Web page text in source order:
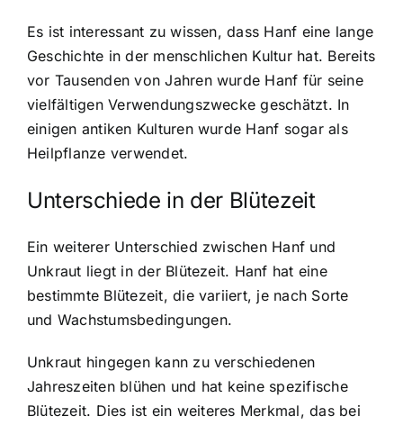
Es ist interessant zu wissen, dass Hanf eine lange
Geschichte in der menschlichen Kultur hat. Bereits
vor Tausenden von Jahren wurde Hanf für seine
vielfältigen Verwendungszwecke geschätzt. In
einigen antiken Kulturen wurde Hanf sogar als
Heilpflanze verwendet.
Unterschiede in der Blütezeit
Ein weiterer Unterschied zwischen Hanf und
Unkraut liegt in der Blütezeit. Hanf hat eine
bestimmte Blütezeit, die variiert, je nach Sorte
und Wachstumsbedingungen.
Unkraut hingegen kann zu verschiedenen
Jahreszeiten blühen und hat keine spezifische
Blütezeit. Dies ist ein weiteres Merkmal, das bei